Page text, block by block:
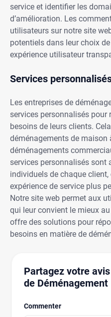
service et identifier les
d’amélioration. Les
utilisateurs sur notre site
potentiels dans leur choix
expérience utilisateur
Services
Les entreprises de
services personnalisés pour
besoins de leurs clients.
déménagements de maison
déménagements
services personnalisés sont
individuels de chaque
expérience de service plus
Notre site web permet aux
qui leur convient le mieux
offre des solutions pour
besoins en matière de
Partagez votre
de Déménagement
Commenter